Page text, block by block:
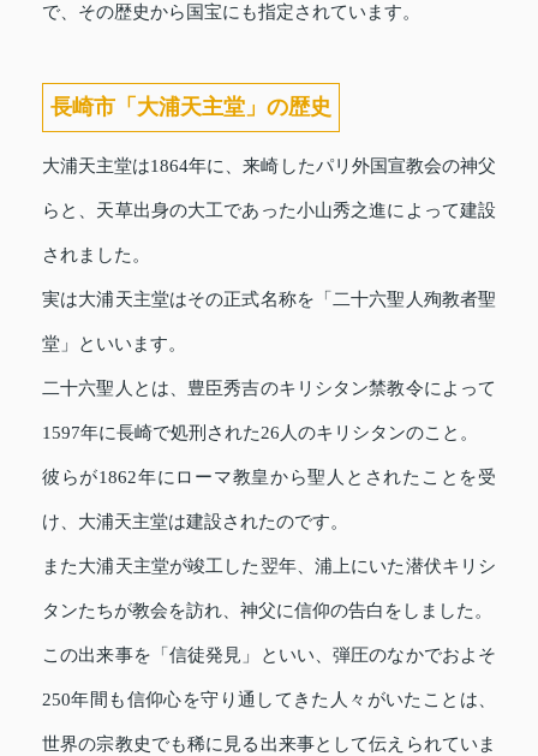
で、その歴史から国宝にも指定されています。
長崎市「大浦天主堂」の歴史
大浦天主堂は1864年に、来崎したパリ外国宣教会の神父
らと、天草出身の大工であった小山秀之進によって建設
されました。
実は大浦天主堂はその正式名称を「二十六聖人殉教者聖
堂」といいます。
二十六聖人とは、豊臣秀吉のキリシタン禁教令によって
1597年に長崎で処刑された26人のキリシタンのこと。
彼らが1862年にローマ教皇から聖人とされたことを受
け、大浦天主堂は建設されたのです。
また大浦天主堂が竣工した翌年、浦上にいた潜伏キリシ
タンたちが教会を訪れ、神父に信仰の告白をしました。
この出来事を「信徒発見」といい、弾圧のなかでおよそ
250年間も信仰心を守り通してきた人々がいたことは、
世界の宗教史でも稀に見る出来事として伝えられていま